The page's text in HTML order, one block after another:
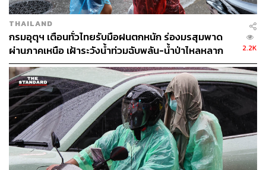
10-30 กม./ชม. ทะเลมีคลื่นต่ำกว่า 1 เมตร ห่างฝั่งคลื่นสูง
ประมาณ 1 เมตร
กรุงเทพมหานครและปริมณฑลอากาศร้อน โดยมีฝนฟ้า
เซลเซียส อุณหภูมิสูงสุด 37-39 องศาเซลเซียส ลมใต้
ความเร็ว 15-20 กม./ชม.
พิสูจน์อักษร:ภาวิกา ขันติศรีสกุล
TAGS: กรมอุตุนิยมวิทยา อากาศร้อน
THAILAND
กรมอุตุฯ เตือนทั่วไทยรับมือฝนตกหนัก ร่องมรสุมพาด
ผ่านภาคเหนือ เฝ้าระวังน้ำท่วมฉับพลัน-น้ำป่าไหลหลาก
2.2K